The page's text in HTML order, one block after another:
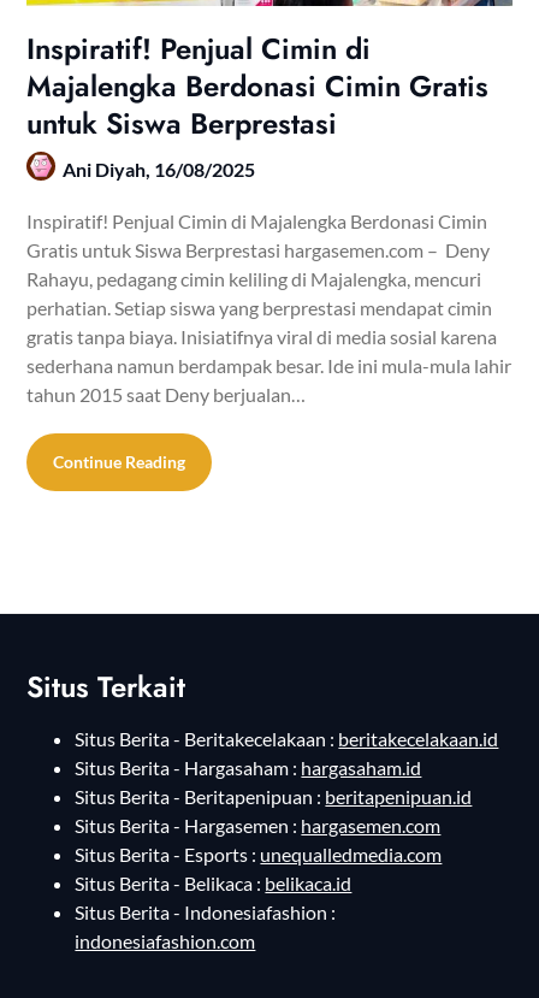
Inspiratif! Penjual Cimin di
Majalengka Berdonasi Cimin Gratis
untuk Siswa Berprestasi
Ani Diyah, 16/08/2025
Inspiratif! Penjual Cimin di Majalengka Berdonasi Cimin
Gratis untuk Siswa Berprestasi hargasemen.com – Deny
Rahayu, pedagang cimin keliling di Majalengka, mencuri
perhatian. Setiap siswa yang berprestasi mendapat cimin
gratis tanpa biaya. Inisiatifnya viral di media sosial karena
sederhana namun berdampak besar. Ide ini mula-mula lahir
tahun 2015 saat Deny berjualan…
Continue Reading
Situs Terkait
Situs Berita - Beritakecelakaan : beritakecelakaan.id
Situs Berita - Hargasaham : hargasaham.id
Situs Berita - Beritapenipuan : beritapenipuan.id
Situs Berita - Hargasemen : hargasemen.com
Situs Berita - Esports : unequalledmedia.com
Situs Berita - Belikaca : belikaca.id
Situs Berita - Indonesiafashion :
indonesiafashion.com